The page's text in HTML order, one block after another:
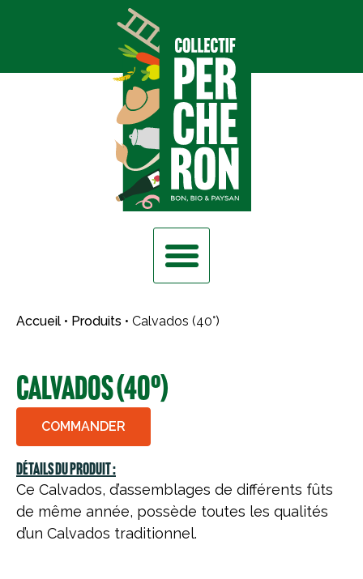
Accueil • Produits • Calvados (40°)
Calvados (40°)
COMMANDER
Détails du produit :
Ce Calvados, d’assemblages de différents fûts
de même année, possède toutes les qualités
d’un Calvados traditionnel.